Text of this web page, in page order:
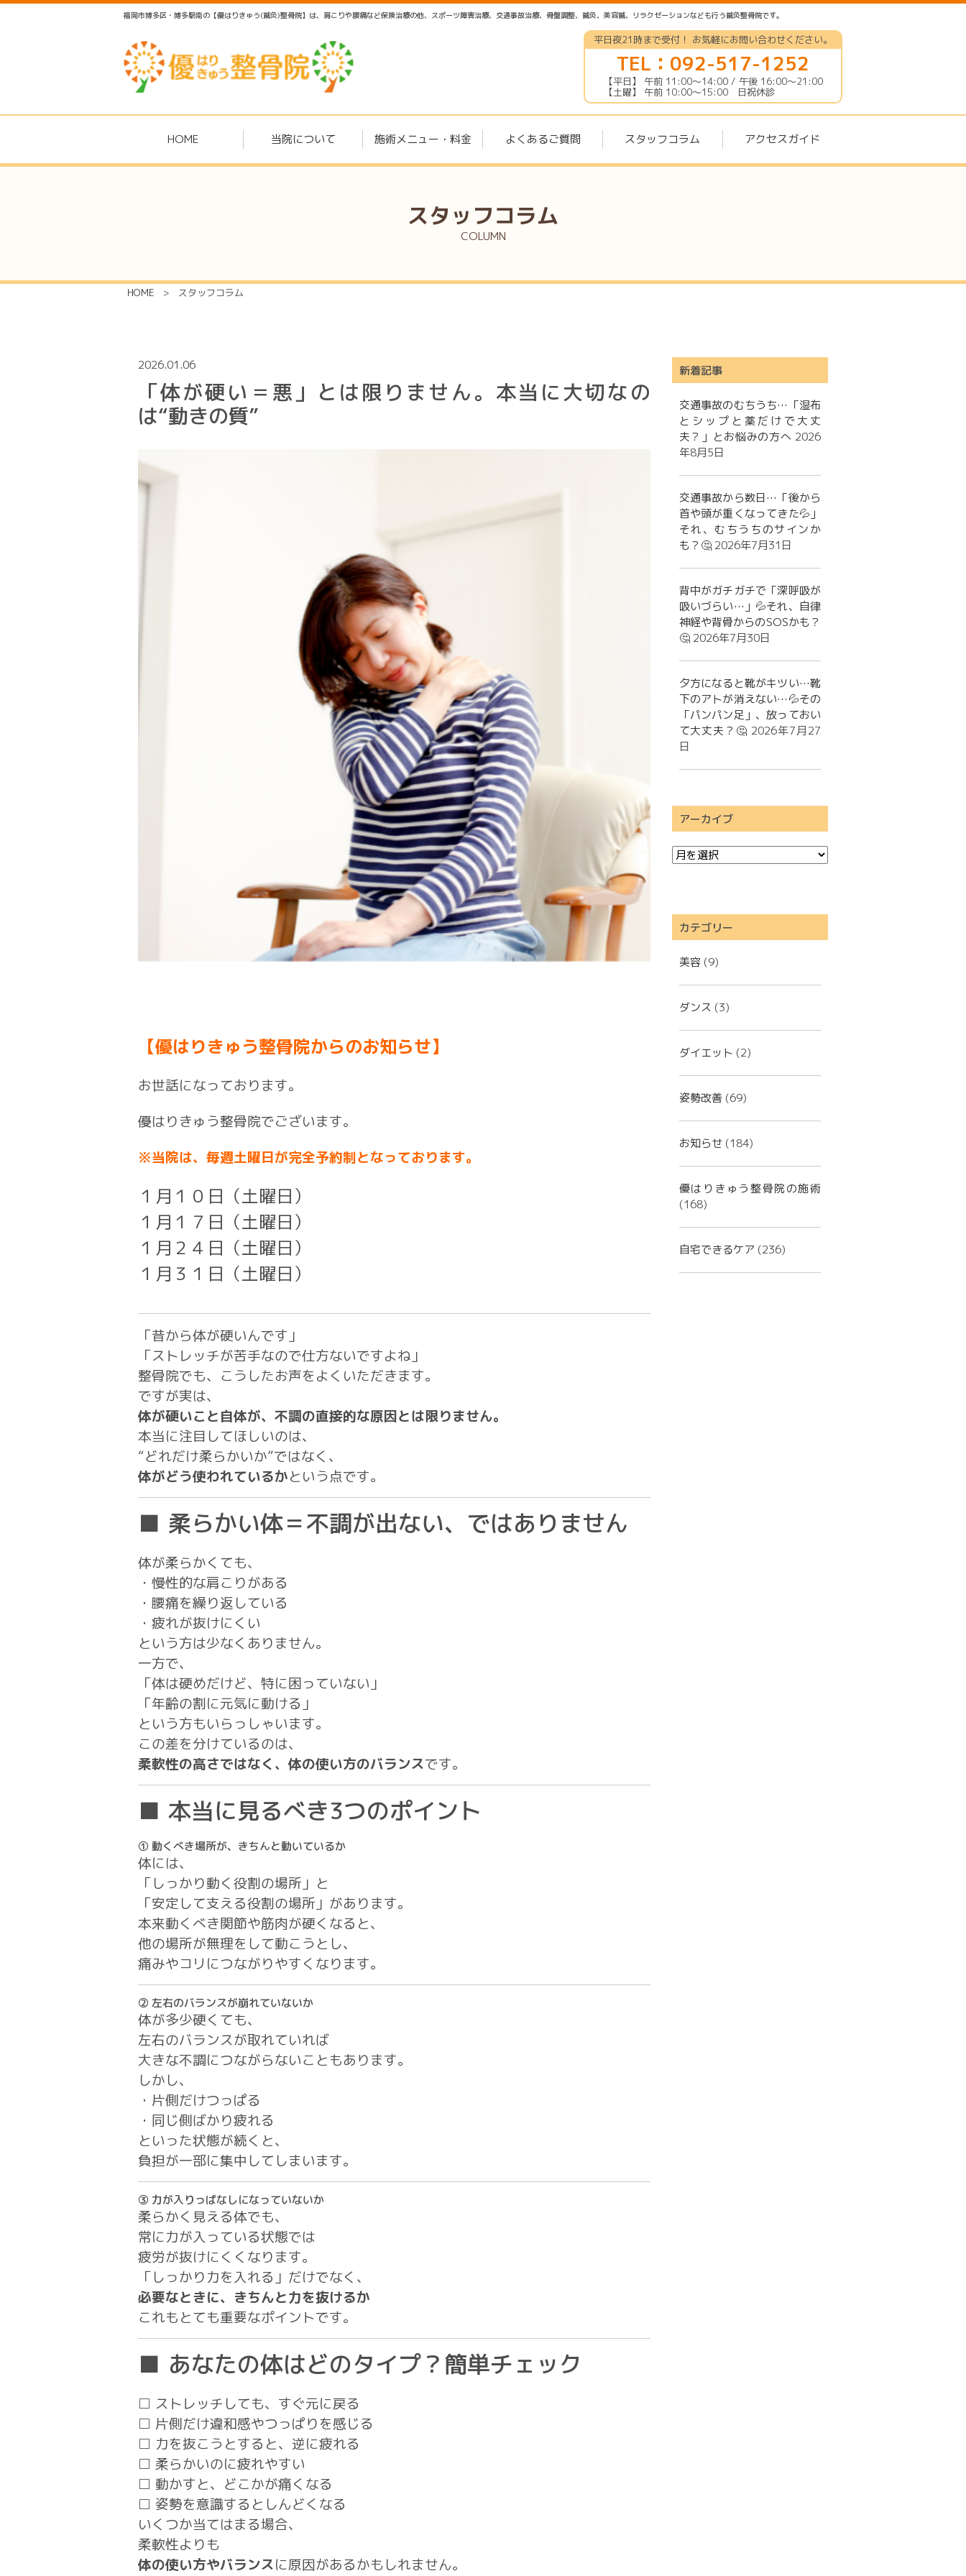
福岡市博多区・博多駅南の【優はりきゅう(鍼灸)整骨院】は、肩こりや腰痛など保険治療の他、スポーツ障害治療、交通事故治療、骨盤調整、鍼灸、美容鍼、リラクゼーションなども行う鍼灸整骨院です。
平日夜21時まで受付！ お気軽にお問い合わせください。
TEL：092-517-1252
【平日】 午前 11:00〜14:00 / 午後 16:00〜21:00
【土曜】 午前 10:00〜15:00 日祝休診
HOME 当院について 施術メニュー・料金 よくあるご質問 スタッフコラム アクセスガイド
スタッフコラム
COLUMN
HOME > スタッフコラム
2026.01.06
「体が硬い＝悪」とは限りません。本当に大切なの
は“動きの質”
【優はりきゅう整骨院からのお知らせ】
お世話になっております。
優はりきゅう整骨院でございます。
※当院は、毎週土曜日が完全予約制となっております。
１月１０日（土曜日）
１月１７日（土曜日）
１月２４日（土曜日）
１月３１日（土曜日）
「昔から体が硬いんです」
「ストレッチが苦手なので仕方ないですよね」
整骨院でも、こうしたお声をよくいただきます。
ですが実は、
体が硬いこと自体が、不調の直接的な原因とは限りません。
本当に注目してほしいのは、
“どれだけ柔らかいか”ではなく、
体がどう使われているかという点です。
■ 柔らかい体＝不調が出ない、ではありません
体が柔らかくても、
・慢性的な肩こりがある
・腰痛を繰り返している
・疲れが抜けにくい
という方は少なくありません。
一方で、
「体は硬めだけど、特に困っていない」
「年齢の割に元気に動ける」
という方もいらっしゃいます。
この差を分けているのは、
柔軟性の高さではなく、体の使い方のバランスです。
■ 本当に見るべき3つのポイント
① 動くべき場所が、きちんと動いているか
体には、
「しっかり動く役割の場所」と
「安定して支える役割の場所」があります。
本来動くべき関節や筋肉が硬くなると、
他の場所が無理をして動こうとし、
痛みやコリにつながりやすくなります。
② 左右のバランスが崩れていないか
体が多少硬くても、
左右のバランスが取れていれば
大きな不調につながらないこともあります。
しかし、
・片側だけつっぱる
・同じ側ばかり疲れる
といった状態が続くと、
負担が一部に集中してしまいます。
③ 力が入りっぱなしになっていないか
柔らかく見える体でも、
常に力が入っている状態では
疲労が抜けにくくなります。
「しっかり力を入れる」だけでなく、
必要なときに、きちんと力を抜けるか
これもとても重要なポイントです。
■ あなたの体はどのタイプ？簡単チェック
□ ストレッチしても、すぐ元に戻る
□ 片側だけ違和感やつっぱりを感じる
□ 力を抜こうとすると、逆に疲れる
□ 柔らかいのに疲れやすい
□ 動かすと、どこかが痛くなる
□ 姿勢を意識するとしんどくなる
いくつか当てはまる場合、
柔軟性よりも
体の使い方やバランスに原因があるかもしれません。
新着記事
交通事故のむちうち…「湿布
とシップと薬だけで大丈
夫？」とお悩みの方へ 2026
年8月5日
交通事故から数日…「後から
首や頭が重くなってきた💦」
それ、むちうちのサインか
も？🤔 2026年7月31日
背中がガチガチで「深呼吸が
吸いづらい…」💦それ、自律
神経や背骨からのSOSかも？
🤔 2026年7月30日
夕方になると靴がキツい…靴
下のアトが消えない…💦その
「パンパン足」、放っておい
て大丈夫？🤔 2026年7月27
日
アーカイブ
カテゴリー
美容 (9)
ダンス (3)
ダイエット (2)
姿勢改善(69)
お知らせ(184)
優はりきゅう整骨院の施術
(168)
自宅できるケア (236)